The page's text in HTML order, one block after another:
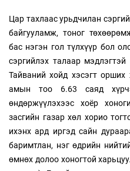
Цар тахлаас урьдчилан
байгууламж, тоног
бас нэгэн гол түлхүүр бол
сэргийлэх талаар
Тайваний хойд хэсэгт
амын тоо 6.63 саяд
өндөржүүлэхээс хоёр
засгийн газар хөл хорио
ихэнх ард иргэд сайн
баримтлан, нэг өдрийн
өмнөх долоо хоногтой